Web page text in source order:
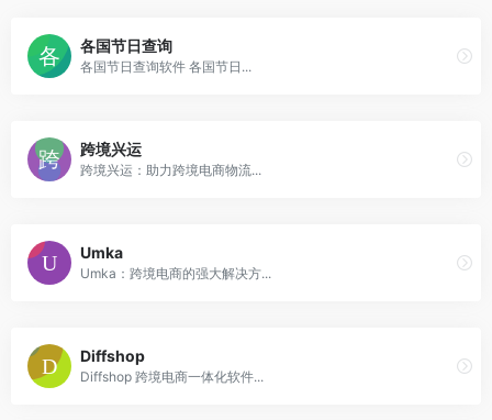
各国节日查询
各国节日查询软件 各国节日...
跨境兴运
跨境兴运：助力跨境电商物流...
Umka
Umka：跨境电商的强大解决方...
Diffshop
Diffshop 跨境电商一体化软件...